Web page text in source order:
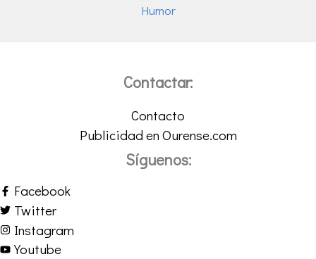
Humor
Contactar:
Contacto
Publicidad en Ourense.com
Síguenos:
Facebook
Twitter
Instagram
Youtube